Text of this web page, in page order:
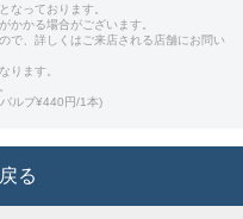
なっております。
かかる場合がございます。
で、詳しくはご来店される店舗にお問い
ります。
ルブ¥440円/1本)
る